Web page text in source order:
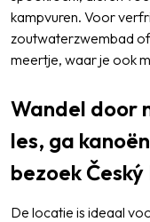
kampvuren. Voor
zoutwaterzwembad of
meertje, waar je ook
Wandel door
les, ga
bezoek
De locatie is ideaal